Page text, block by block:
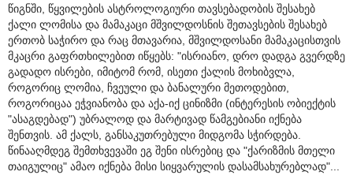
წიგნში, წყვილების ასტროლოგიური თავსებადობის შესახებ
ქალი ლომისა და მამაკაცი მშვილდოსნის შეთავსების შესახებ
ერთობ საჭირო და რაც მთავარია, მშვილდოსანი მამაკაცისთვის
მკაცრი გაფრთხილებით იწყებს: "ისრიანო, დრო დადგა გვერდზე
გადადო ისრები, იმიტომ რომ, ისეთი ქალის მოხიბვლა,
როგორიც ლომია, ჩვეული და ბანალური მეთოდებით,
როგორიცაა ეჭვიანობა და აქა-იქ ცინიზმი (ინტერესის ობიექტის
"ასაგდებად") უბრალოდ და მარტივად წამგებიანი იქნება
შენთვის. ამ ქალს, განსაკუთრებული მიდგომა სჭირდება.
წინააღმდეგ შემთხვევაში ეგ შენი ისრებიც და "ქარიზმის მთელი
თაიგულიც" ამაო იქნება მისი სიყვარულის დასამსახურებლად"...